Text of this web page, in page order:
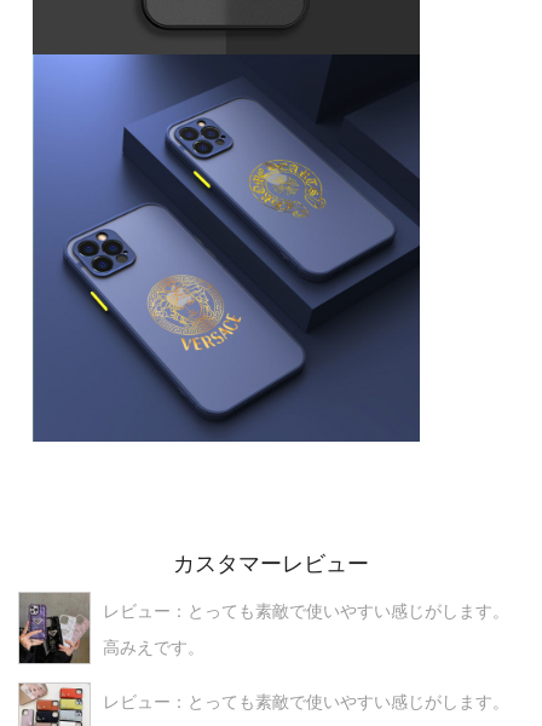
カスタマーレビュー
レビュー：とっても素敵で使いやすい感じがします。
高みえです。
レビュー：とっても素敵で使いやすい感じがします。